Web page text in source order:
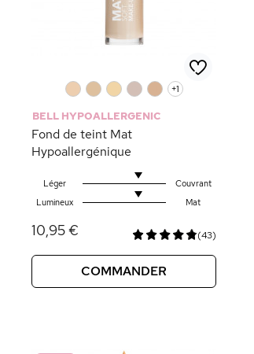
+1
BELL HYPOALLERGENIC
Fond de teint Mat
Hypoallergénique
Léger
Couvrant
Lumineux
Mat
10,95 € (43)
COMMANDER